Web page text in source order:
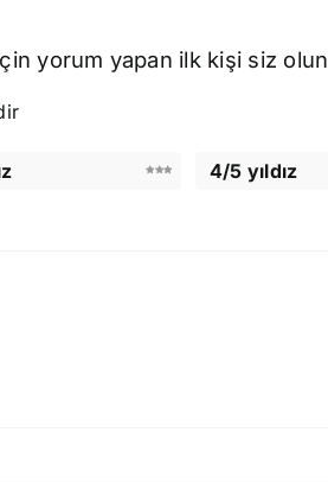
yorum yapan ilk kişi siz olun
4/5 yıldız